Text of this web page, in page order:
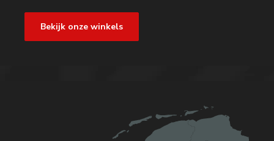
Bekijk onze winkels